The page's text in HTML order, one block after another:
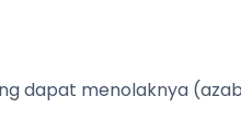
dapat menolaknya